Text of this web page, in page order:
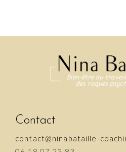
Contact
contact@ninabataille-